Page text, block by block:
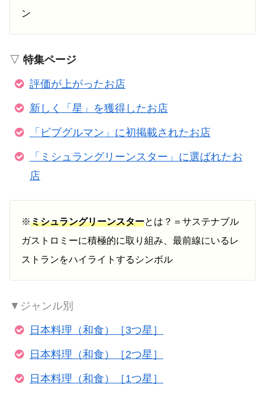
ン
▽ 特集ページ
評価が上がったお店
新しく「星」を獲得したお店
「ビブグルマン」に初掲載されたお店
「ミシュラングリーンスター」に選ばれたお
店
※ミシュラングリーンスターとは？＝サステナブル
ガストロミーに積極的に取り組み、最前線にいるレ
ストランをハイライトするシンボル
▼ジャンル別
日本料理（和食）［3つ星］
日本料理（和食）［2つ星］
日本料理（和食）［1つ星］